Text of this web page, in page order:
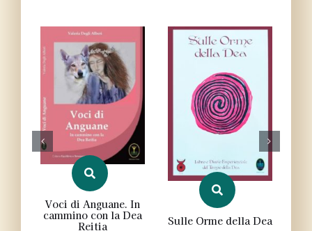
Voci di Anguane. In
cammino con la Dea
Reitia
Sulle Orme della Dea